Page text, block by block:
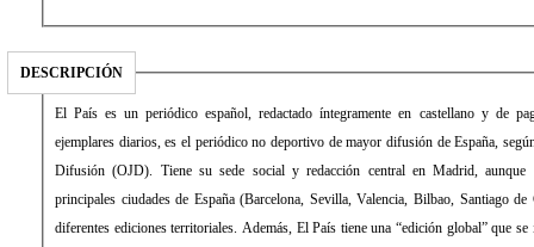
DESCRIPCIÓN
El País es un periódico español, redactado íntegramente en castellano y de
ejemplares diarios, es el periódico no deportivo de mayor difusión de España,
Difusión (OJD). Tiene su sede social y redacción central en Madrid, aunque
principales ciudades de España (Barcelona, Sevilla, Valencia, Bilbao, Santiago de
diferentes ediciones territoriales. Además, El País tiene una “edición global” que